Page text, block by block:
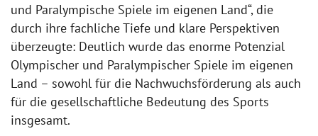
und Paralympische Spiele im eigenen Land“, die
durch ihre fachliche Tiefe und klare Perspektiven
überzeugte: Deutlich wurde das enorme Potenzial
Olympischer und Paralympischer Spiele im eigenen
Land – sowohl für die Nachwuchsförderung als auch
für die gesellschaftliche Bedeutung des Sports
insgesamt.